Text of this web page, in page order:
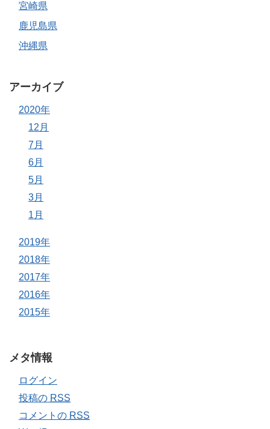
宮崎県
鹿児島県
沖縄県
アーカイブ
2020年
12月
7月
6月
5月
3月
1月
2019年
2018年
2017年
2016年
2015年
メタ情報
ログイン
投稿の RSS
コメントの RSS